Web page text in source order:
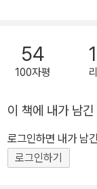
한국사 평생 일력
근현대사다. 꾸준
‘근대사’는 말 그대
알아야 할 역사라
직접 겪은, 역사의 산증
못 알고 있었다. 오
54
100자평
이 책에 내가 남긴
로그인하면 내가 남
로그인하기